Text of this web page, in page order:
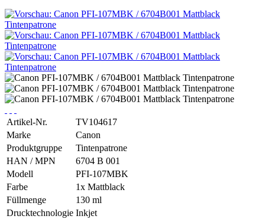
Artikel-Nr.
TV104617
Marke
Canon
Produktgruppe
Tintenpatrone
HAN / MPN
6704 B 001
Modell
PFI-107MBK
Farbe
1x Mattblack
Füllmenge
130 ml
Drucktechnologie Inkjet